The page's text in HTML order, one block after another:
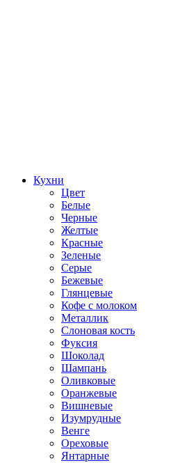
Кухни
Цвет
Белые
Черные
Желтые
Красные
Зеленые
Серые
Бежевые
Глянцевые
Кофе с молоком
Металлик
Слоновая кость
Фуксия
Шоколад
Шампань
Оливковые
Оранжевые
Вишневые
Изумрудные
Венге
Ореховые
Янтарные